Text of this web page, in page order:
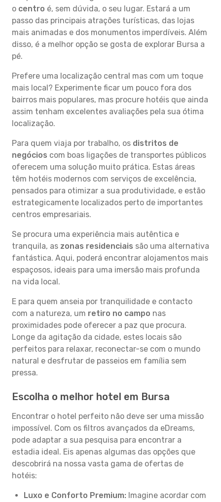
o centro é, sem dúvida, o seu lugar. Estará a um
passo das principais atrações turísticas, das lojas
mais animadas e dos monumentos imperdíveis. Além
disso, é a melhor opção se gosta de explorar Bursa a
pé.
Prefere uma localização central mas com um toque
mais local? Experimente ficar um pouco fora dos
bairros mais populares, mas procure hotéis que ainda
assim tenham excelentes avaliações pela sua ótima
localização.
Para quem viaja por trabalho, os distritos de
negócios com boas ligações de transportes públicos
oferecem uma solução muito prática. Estas áreas
têm hotéis modernos com serviços de excelência,
pensados para otimizar a sua produtividade, e estão
estrategicamente localizados perto de importantes
centros empresariais.
Se procura uma experiência mais autêntica e
tranquila, as zonas residenciais são uma alternativa
fantástica. Aqui, poderá encontrar alojamentos mais
espaçosos, ideais para uma imersão mais profunda
na vida local.
E para quem anseia por tranquilidade e contacto
com a natureza, um retiro no campo nas
proximidades pode oferecer a paz que procura.
Longe da agitação da cidade, estes locais são
perfeitos para relaxar, reconectar-se com o mundo
natural e desfrutar de passeios em família sem
pressa.
Escolha o melhor hotel em Bursa
Encontrar o hotel perfeito não deve ser uma missão
impossível. Com os filtros avançados da eDreams,
pode adaptar a sua pesquisa para encontrar a
estadia ideal. Eis apenas algumas das opções que
descobrirá na nossa vasta gama de ofertas de
hotéis:
Luxo e Conforto Premium: Imagine acordar com